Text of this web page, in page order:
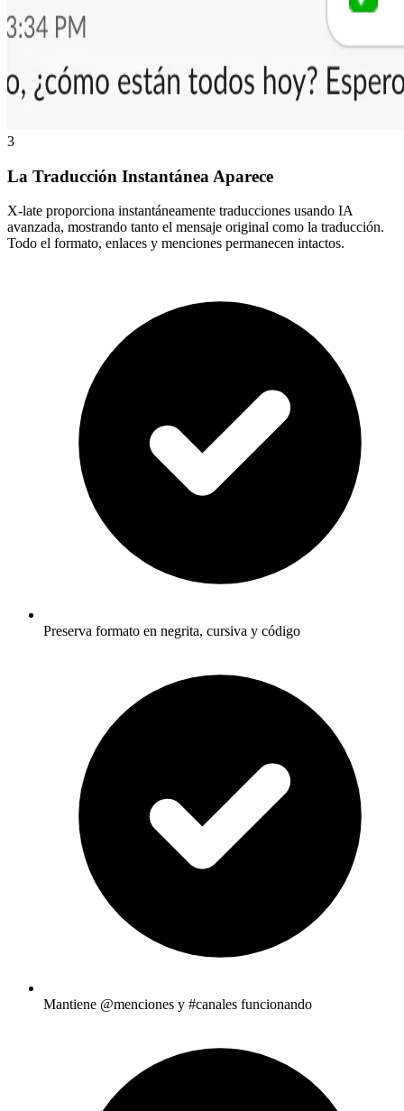
3
La Traducción Instantánea Aparece
X-late proporciona instantáneamente traducciones usando IA
avanzada, mostrando tanto el mensaje original como la traducción.
Todo el formato, enlaces y menciones permanecen intactos.
Preserva formato en negrita, cursiva y código
Mantiene @menciones y #canales funcionando